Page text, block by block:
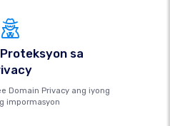
Proteksyon sa
Domain Privacy ang iyong
impormasyon